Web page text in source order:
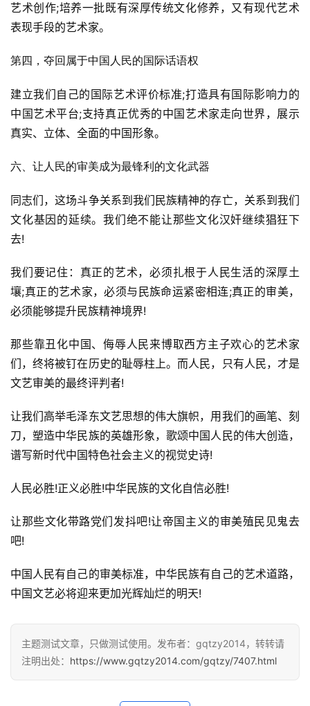
艺术创作;培养一批既有深厚传统文化修养，又有现代艺术
表现手段的艺术家。
第四，夺回属于中国人民的国际话语权
建立我们自己的国际艺术评价标准;打造具有国际影响力的
中国艺术平台;支持真正优秀的中国艺术家走向世界，展示
真实、立体、全面的中国形象。
六、让人民的审美成为最锋利的文化武器
同志们，这场斗争关系到我们民族精神的存亡，关系到我们
文化基因的延续。我们绝不能让那些文化汉奸继续猖狂下
去!
我们要记住：真正的艺术，必须扎根于人民生活的深厚土
壤;真正的艺术家，必须与民族命运紧密相连;真正的审美，
必须能够提升民族精神境界!
那些靠丑化中国、侮辱人民来博取西方主子欢心的艺术家
们，终将被钉在历史的耻辱柱上。而人民，只有人民，才是
文艺审美的最终评判者!
让我们高举毛泽东文艺思想的伟大旗帜，用我们的画笔、刻
刀，塑造中华民族的英雄形象，歌颂中国人民的伟大创造，
谱写新时代中国特色社会主义的视觉史诗!
人民必胜!正义必胜!中华民族的文化自信必胜!
让那些文化带路党们发抖吧!让帝国主义的审美殖民见鬼去
吧!
中国人民有自己的审美标准，中华民族有自己的艺术道路，
中国文艺必将迎来更加光辉灿烂的明天!
主题测试文章，只做测试使用。发布者：gqtzy2014，转转请
注明出处： https://www.gqtzy2014.com/gqtzy/7407.html